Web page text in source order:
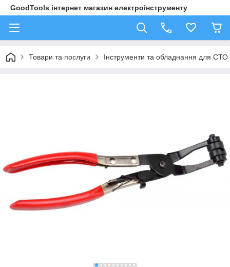
GoodTools інтернет магазин електроінструменту
Товари та послуги Інструменти та обладнання для СТО